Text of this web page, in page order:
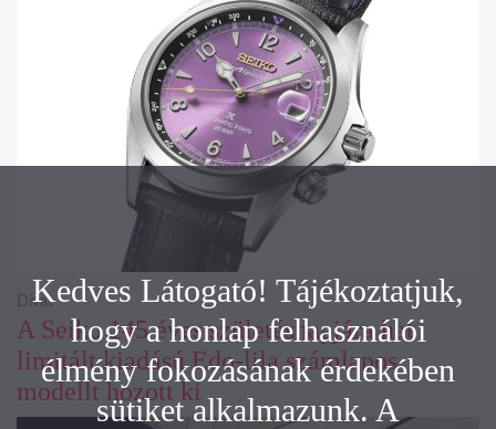
A Seiko 145 éves születésnapjára hat
limitált kiadású Edo-lila számlapos
modellt hozott ki
Divat
Kedves Látogató! Tájékoztatjuk,
hogy a honlap felhasználói
élmény fokozásának érdekében
sütiket alkalmazunk. A